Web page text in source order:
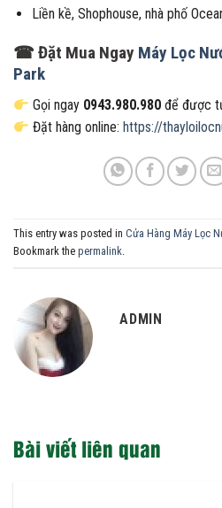
Liền kề, Shophouse, nhà phố
☎ Đặt Mua Ngay Máy Lọc
Park
Gọi ngay 0943.980.980 để được
Đặt hàng online:https://
This entry was posted in Cửa Hàng Máy Lọc
Bookmark the permalink.
ADMIN
Bài viết liên quan